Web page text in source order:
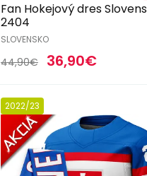
Fan Hokejový dres
2404
SLOVENSKO
44,90€ 36,90€
2022/23